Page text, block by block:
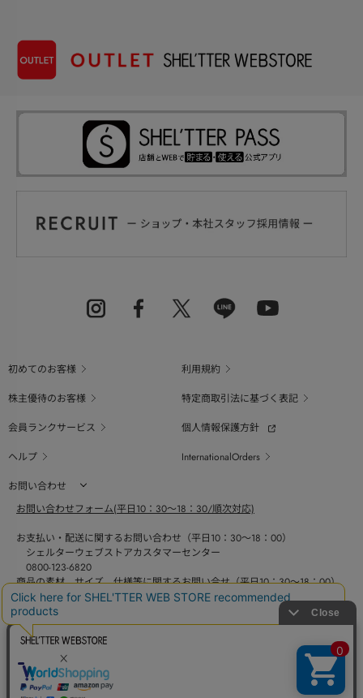
初めてのお客様
利用規約
株主優待のお客様
特定商取引法に基づく表記
会員ランクサービス
個人情報保護方針
ヘルプ
InternationalOrders
お問い合わせ
お問い合わせフォーム(平日10：30～18：30/順次対応)
お支払い・配送に関するお問い合わせ（平日10：30～18：00）
シェルターウェブストアカスタマーセンター
0800-123-6820
商品の素材、サイズ、仕様等に関するお問い合せ（平日10：30～18：00）
バロックジャパンリミテッドコールセンター
03-6730-9191
BAROQUE JAPAN LIMITED
SHEL'TTER GREEN